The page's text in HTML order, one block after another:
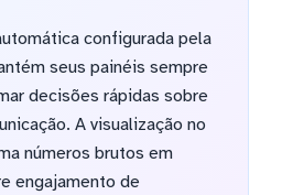
configurada pela
seus painéis sempre
decisões rápidas sobre
A visualização no
números brutos em
engajamento de